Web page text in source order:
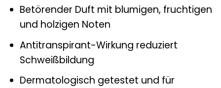
Betörender Duft mit blumigen, fruchtigen
und holzigen Noten
Antitranspirant-Wirkung reduziert
Schweißbildung
Dermatologisch getestet und für